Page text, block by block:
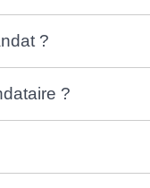
?
?